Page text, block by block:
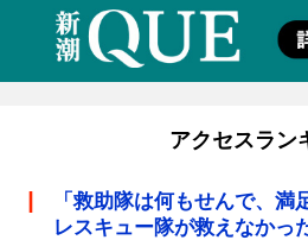
アクセスラン
「救助隊は何もせんで、満
レスキュー隊が救えなか